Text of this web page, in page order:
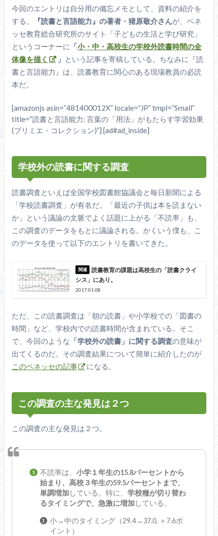
今回のエントリは自分用の備忘メモとして、資料の紹介を
する。
『読書と言語能力』の著者・猪原敬介さんが、ベネ
ッセ教育総合研究所のサイト「子どもの生活と学び研究」
というコーナーに 「小・中・高校生の学校外読書時間の全
体像を描く
」 という記事を寄稿している。ちなみに『読
書と言語能力』は、読書教育に関心のある現場教員の必読
本だ。
[amazonjs asin=”481400012X” locale=”JP” tmpl=”Small”
title=”読書と言語能力: 言葉の「用法」がもたらす学習効果
(プリミエ・コレクション)”] [ad#ad_inside]
学校外の読書に関する調査
読書調査といえば全国学校図書館協議会と毎日新聞による
「学校読書調査」が有名だ。「最近の子供は本を読まない
か」という議論の文脈でよく話題に上がる「不読率」も、
この調査のデータをもとに議論される。かくいう僕も、こ
のデータを使って以下のエントリを書いてきた。
読書教育の課題は高校生の「読書クライ
シス」にあり。
2017.01.08
ただ、この読書調査は「朝の読書」や小学校での「図書の
時間」など、学校内での読書時間が含まれている。そこ
で、今回のような 「学校外の読書」に関する調査の意味が
出てくるのだ。その調査結果について簡単に紹介したのが
このベネッセの記事
になる。
この調査の主な発見は２つ
この調査の主な発見は２つ。
不読率は、 小学１年生の15.8パーセントから
始まり、高校３年生の59.5パーセントまで、
単調増加 している。特に、 学校種が切り替わ
るタイミングで、急激に増加 している。
小→中のタイミング（29.4→37.0, ＋7.6ポ
イント）